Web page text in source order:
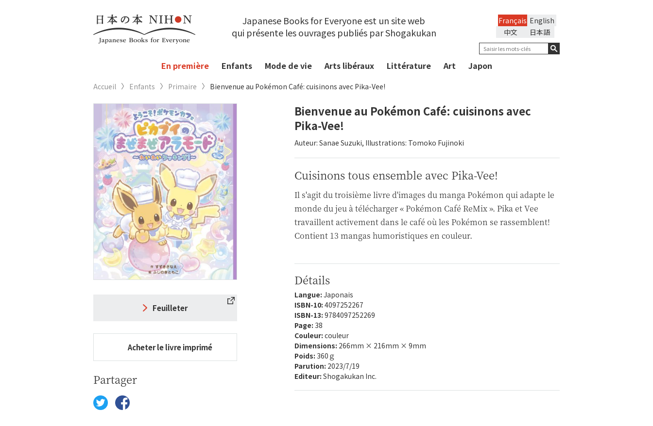
Japanese Books for Everyone est un site web
qui présente les ouvrages publiés par Shogakukan
English
Français
日本語
中文
En première Enfants Mode de vie Arts libéraux Littérature Art Japon
Accueil Enfants Primaire Bienvenue au Pokémon Café: cuisinons avec Pika-Vee!
Bienvenue au Pokémon Café: cuisinons avec
Pika-Vee!
Auteur: Sanae Suzuki, Illustrations: Tomoko Fujinoki
Cuisinons tous ensemble avec Pika-Vee!
Il s'agit du troisième livre d'images du manga Pokémon qui adapte le
monde du jeu à télécharger « Pokémon Café ReMix ». Pika et Vee
travaillent activement dans le café où les Pokémon se rassemblent!
Contient 13 mangas humoristiques en couleur.
Détails
Langue: Japonais
ISBN-10: 4097252267
ISBN-13: 9784097252269
Page: 38
Couleur: couleur
Dimensions: 266mm × 216mm × 9mm
Poids: 360ｇ
Parution: 2023/7/19
Editeur: Shogakukan Inc.
Feuilleter
Acheter le livre imprimé
Partager